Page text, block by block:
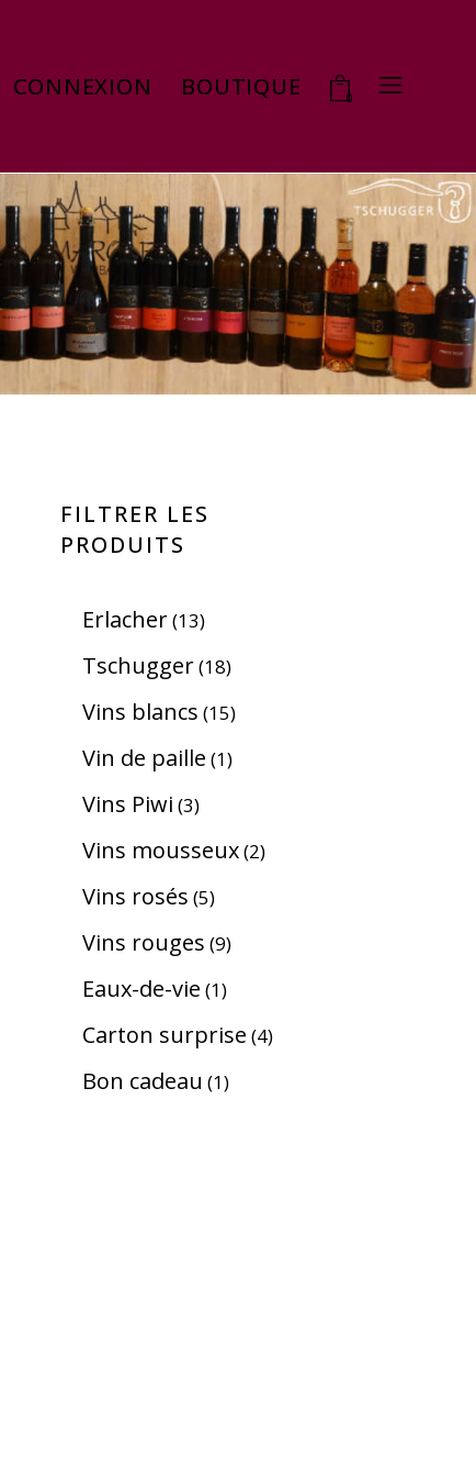
CONNEXION BOUTIQUE 0
FILTRER LES
PRODUITS
Erlacher 13
Tschugger 18
Vins blancs 15
Vin de paille 1
Vins Piwi 3
Vins mousseux 2
Vins rosés 5
Vins rouges 9
Eaux-de-vie 1
Carton surprise 4
Bon cadeau 1